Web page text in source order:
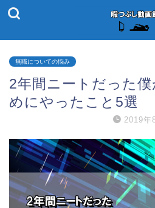
無職についての悩み
2年間ニートだった
めにやったこと5選
2019年